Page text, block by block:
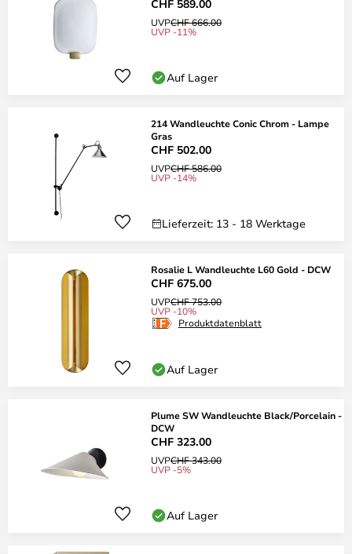
CHF 589.00
UVPCHF 666.00
UVP -11%
Auf Lager
214 Wandleuchte Conic Chrom - Lampe
Gras
CHF 502.00
UVPCHF 586.00
UVP -14%
Lieferzeit: 13 - 18 Werktage
Rosalie L Wandleuchte L60 Gold - DCW
CHF 675.00
UVPCHF 753.00
UVP -10%
Produktdatenblatt
Auf Lager
Plume SW Wandleuchte Black/Porcelain -
DCW
CHF 323.00
UVPCHF 343.00
UVP -5%
Auf Lager